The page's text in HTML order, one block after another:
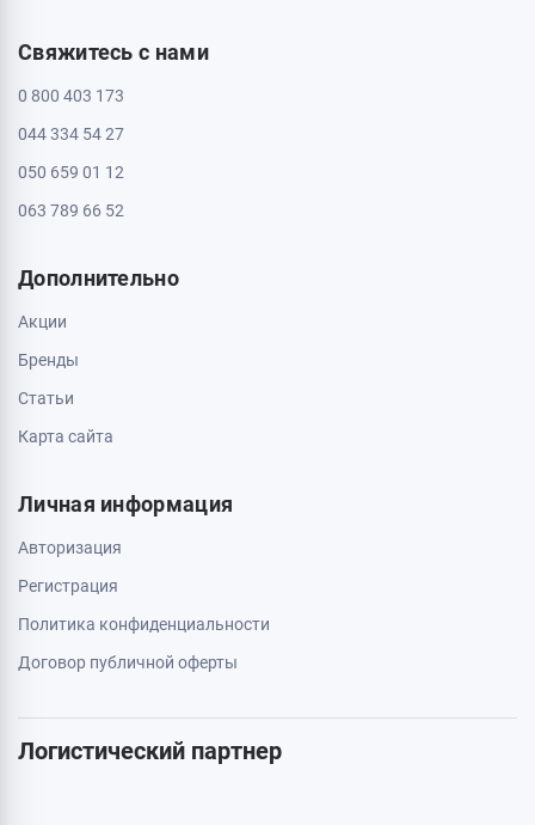
Свяжитесь с нами
0 800 403 173
044 334 54 27
050 659 01 12
063 789 66 52
Дополнительно
Акции
Бренды
Статьи
Карта сайта
Личная информация
Авторизация
Регистрация
Политика конфиденциальности
Договор публичной оферты
Логистический партнер